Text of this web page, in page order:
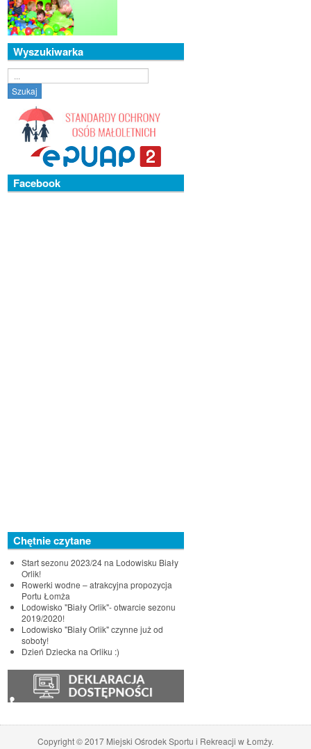
Wyszukiwarka
Szukaj
Facebook
Chętnie czytane
Start sezonu 2023/24 na Lodowisku Biały
Orlik!
Rowerki wodne – atrakcyjna propozycja
Portu Łomża
Lodowisko "Biały Orlik"- otwarcie sezonu
2019/2020!
Lodowisko "Biały Orlik" czynne już od
soboty!
Dzień Dziecka na Orliku :)
Copyright © 2017 Miejski Ośrodek Sportu i Rekreacji w Łomży.